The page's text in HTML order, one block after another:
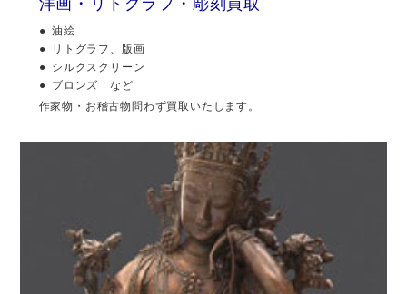
油絵
リトグラフ、版画
シルクスクリーン
ブロンズ など
作家物・お稽古物問わず買取いたします。